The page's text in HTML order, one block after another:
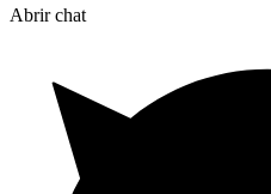
Abrir chat